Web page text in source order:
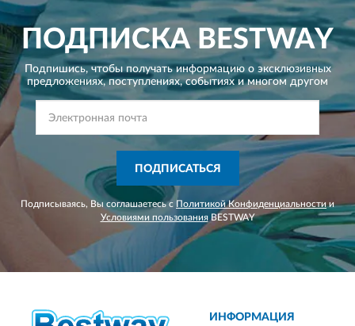
ПОДПИСКАBESTWAY
Подпишись, чтобы получать информацию о эксклюзивных
предложениях,поступлениях, событиях и многом другом
ПОДПИСАТЬСЯ
Подписываясь, Вы соглашаетесь с Политикой Конфиденциальности и
Условиями пользованияBESTWAY
ИНФОРМАЦИЯ